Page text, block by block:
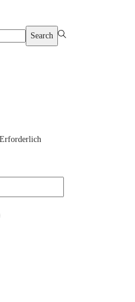
Search
Erforderlich